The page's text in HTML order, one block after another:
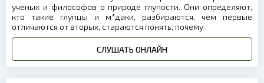
ученых и философов о природе глупости. Они определяют,
кто такие глупцы и м*даки, разбираются, чем первые
отличаются от вторых, стараются понять, почему
СЛУШАТЬ ОНЛАЙН